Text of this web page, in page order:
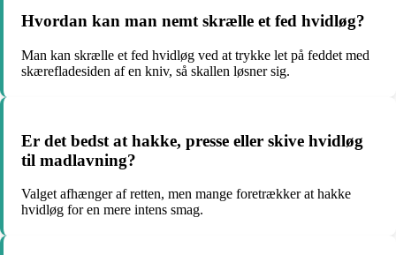
Hvordan kan man nemt skrælle et fed hvidløg?
Man kan skrælle et fed hvidløg ved at trykke let på feddet med
skærefladesiden af en kniv, så skallen løsner sig.
Er det bedst at hakke, presse eller skive hvidløg
til madlavning?
Valget afhænger af retten, men mange foretrækker at hakke
hvidløg for en mere intens smag.